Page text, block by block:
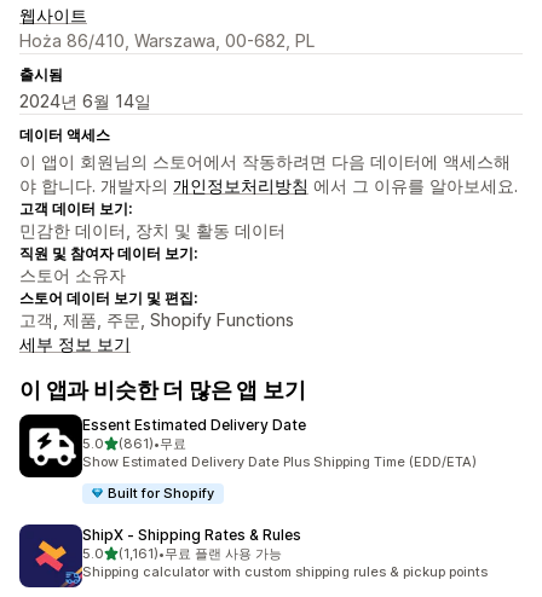
웹사이트
Hoża 86/410, Warszawa, 00-682, PL
출시됨
2024년 6월 14일
데이터 액세스
이 앱이 회원님의 스토어에서 작동하려면 다음 데이터에 액세스해
야 합니다. 개발자의 개인정보처리방침 에서 그 이유를 알아보세요.
고객 데이터 보기:
민감한 데이터, 장치 및 활동 데이터
직원 및 참여자 데이터 보기:
스토어 소유자
스토어 데이터 보기 및 편집:
고객, 제품, 주문, Shopify Functions
세부 정보 보기
이 앱과 비슷한 더 많은 앱 보기
Essent Estimated Delivery Date
5.0별 5개 중
(861)
총 리뷰 861개
•무료
Show Estimated Delivery Date Plus Shipping Time (EDD/ETA)
Built for Shopify
ShipX ‑ Shipping Rates & Rules
5.0별 5개 중
(1,161)
총 리뷰 1161개
•무료 플랜 사용 가능
Shipping calculator with custom shipping rules & pickup points